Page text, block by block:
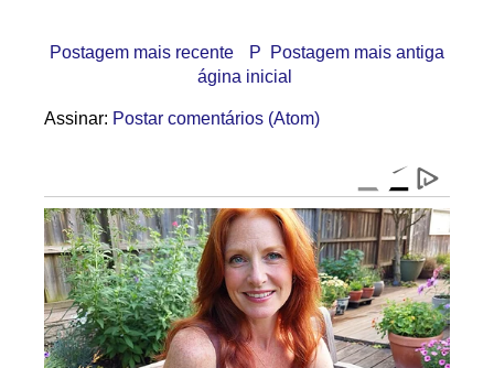
Postagem mais recente Postagem mais antiga
P
ágina inicial
Assinar: Postar comentários (Atom)